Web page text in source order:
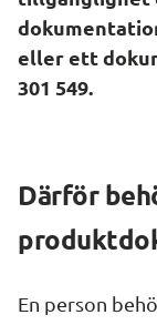
eller ett
301 549.
Därför
En person